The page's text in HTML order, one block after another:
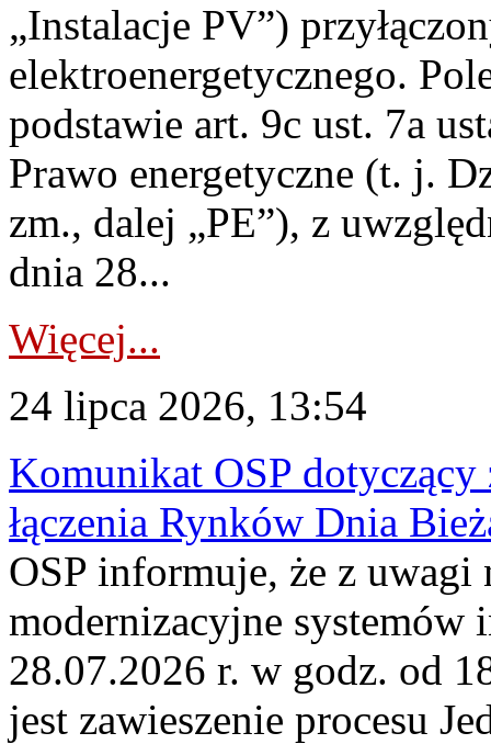
„Instalacje PV”)
elektroenergetycznego.
podstawie art. 9c ust. 7a
Prawo energetyczne (t. j.
zm., dalej „PE”), z
dnia 28...
Więcej...
24 lipca 2026, 13:54
Komunikat OSP dotyczący
łączenia Rynków Dnia
OSP informuje, że z uwagi
modernizacyjne
28.07.2026 r. w godz. od
jest zawieszenie procesu